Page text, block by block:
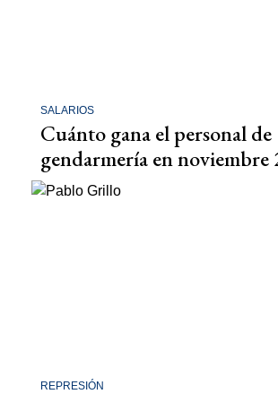
SALARIOS
Cuánto gana el personal de
gendarmería en noviembre
REPRESIÓN